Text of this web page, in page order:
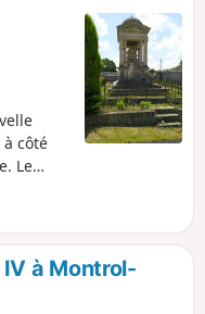
côté
Le
de
Poitou
à Montrol-